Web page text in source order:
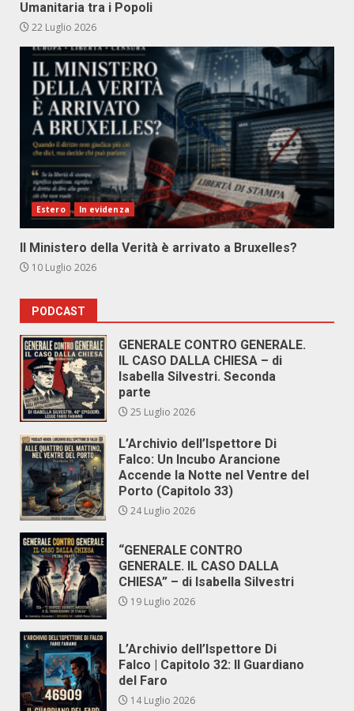
Umanitaria tra i Popoli
22 Luglio 2026
Estero In evidenza
Il Ministero della Verità è arrivato a Bruxelles?
10 Luglio 2026
PODCAST
GENERALE CONTRO GENERALE.
IL CASO DALLA CHIESA – di
Isabella Silvestri. Seconda
parte
25 Luglio 2026
L’Archivio dell’Ispettore Di
Falco: Un Incubo Arancione
Accende la Notte nel Ventre del
Porto (Capitolo 33)
24 Luglio 2026
“GENERALE CONTRO
GENERALE. IL CASO DALLA
CHIESA” – di Isabella Silvestri
19 Luglio 2026
L’Archivio dell’Ispettore Di
Falco | Capitolo 32: Il Guardiano
del Faro
14 Luglio 2026